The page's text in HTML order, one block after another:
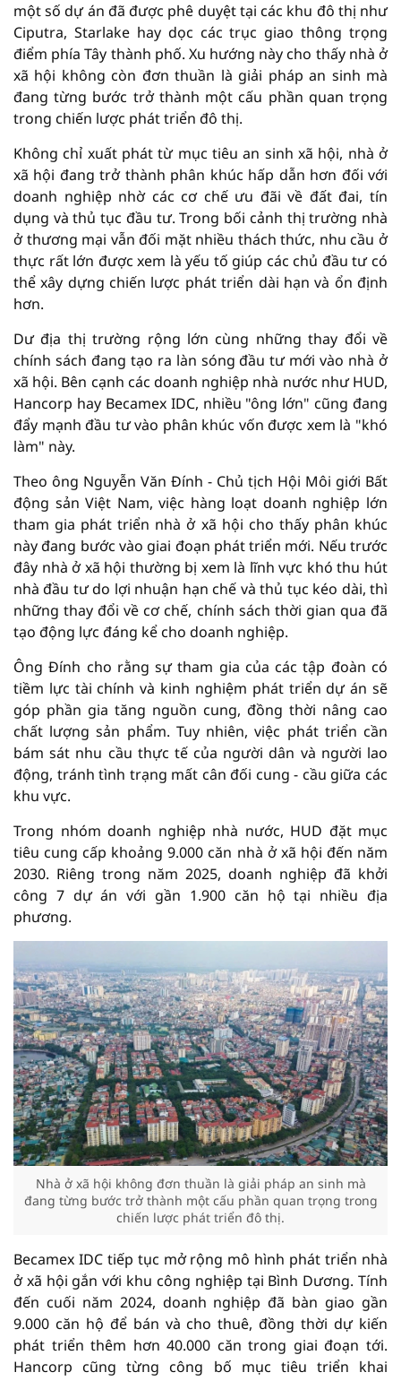
một số dự án đã được phê duyệt tại các khu đô thị như
Ciputra, Starlake hay dọc các trục giao thông trọng
điểm phía Tây thành phố. Xu hướng này cho thấy nhà ở
xã hội không còn đơn thuần là giải pháp an sinh mà
đang từng bước trở thành một cấu phần quan trọng
trong chiến lược phát triển đô thị.
Không chỉ xuất phát từ mục tiêu an sinh xã hội, nhà ở
xã hội đang trở thành phân khúc hấp dẫn hơn đối với
doanh nghiệp nhờ các cơ chế ưu đãi về đất đai, tín
dụng và thủ tục đầu tư. Trong bối cảnh thị trường nhà
ở thương mại vẫn đối mặt nhiều thách thức, nhu cầu ở
thực rất lớn được xem là yếu tố giúp các chủ đầu tư có
thể xây dựng chiến lược phát triển dài hạn và ổn định
hơn.
Dư địa thị trường rộng lớn cùng những thay đổi về
chính sách đang tạo ra làn sóng đầu tư mới vào nhà ở
xã hội. Bên cạnh các doanh nghiệp nhà nước như HUD,
Hancorp hay Becamex IDC, nhiều "ông lớn" cũng đang
đẩy mạnh đầu tư vào phân khúc vốn được xem là "khó
làm" này.
Theo ông Nguyễn Văn Đính - Chủ tịch Hội Môi giới Bất
động sản Việt Nam, việc hàng loạt doanh nghiệp lớn
tham gia phát triển nhà ở xã hội cho thấy phân khúc
này đang bước vào giai đoạn phát triển mới. Nếu trước
đây nhà ở xã hội thường bị xem là lĩnh vực khó thu hút
nhà đầu tư do lợi nhuận hạn chế và thủ tục kéo dài, thì
những thay đổi về cơ chế, chính sách thời gian qua đã
tạo động lực đáng kể cho doanh nghiệp.
Ông Đính cho rằng sự tham gia của các tập đoàn có
tiềm lực tài chính và kinh nghiệm phát triển dự án sẽ
góp phần gia tăng nguồn cung, đồng thời nâng cao
chất lượng sản phẩm. Tuy nhiên, việc phát triển cần
bám sát nhu cầu thực tế của người dân và người lao
động, tránh tình trạng mất cân đối cung - cầu giữa các
khu vực.
Trong nhóm doanh nghiệp nhà nước, HUD đặt mục
tiêu cung cấp khoảng 9.000 căn nhà ở xã hội đến năm
2030. Riêng trong năm 2025, doanh nghiệp đã khởi
công 7 dự án với gần 1.900 căn hộ tại nhiều địa
phương.
Nhà ở xã hội không đơn thuần là giải pháp an sinh mà
đang từng bước trở thành một cấu phần quan trọng trong
chiến lược phát triển đô thị.
Becamex IDC tiếp tục mở rộng mô hình phát triển nhà
ở xã hội gắn với khu công nghiệp tại Bình Dương. Tính
đến cuối năm 2024, doanh nghiệp đã bàn giao gần
9.000 căn hộ để bán và cho thuê, đồng thời dự kiến
phát triển thêm hơn 40.000 căn trong giai đoạn tới.
Hancorp cũng từng công bố mục tiêu triển khai